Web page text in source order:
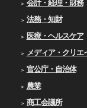
会計・経理・財務
法務・知財
医療・ヘルスケア
メディア・クリエ
官公庁・自治体
農業
商工会議所